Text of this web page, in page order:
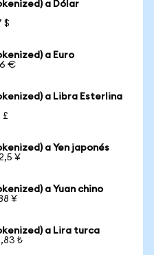
a Dólar
$
a Euro
€
a Libra Esterlina
£
a Yen japonés
¥
a Yuan chino
¥
a Lira turca
₺